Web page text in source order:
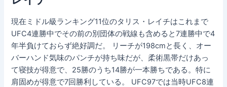
現在ミドル級ランキング11位のタリス・レイチはこれまで
UFC4連勝中でその前の別団体の戦線も含めると7連勝中で4
年半負けておらず絶好調だ。 リーチが198cmと長く、オー
バーハンド気味のパンチが持ち味だが、柔術黒帯だけあっ
て寝技が得意で、25勝のうち14勝が一本勝ちである。特に
肩固めが得意で7回勝利している。 UFC97では当時UFC8連